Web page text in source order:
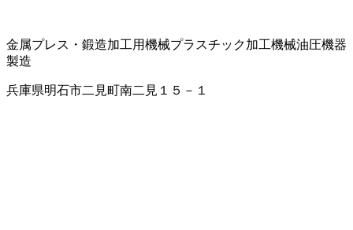
金属プレス・鍛造加工用機械プラスチック加工機械油圧機器
製造
兵庫県明石市二見町南二見１５－１